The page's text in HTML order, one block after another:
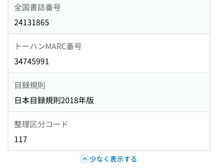
全国書誌番号
24131865
トーハンMARC番号
34745991
目録規則
日本目録規則2018年版
整理区分コード
117
少なく表示する